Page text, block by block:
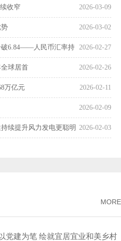
2026-03-09
收窄
2026-03-02
2026-02-27
破6.84——人民币汇率持
2026-02-26
球居首
2026-02-11
万亿元
2026-02-09
2026-02-03
续提升风力发电更聪明
MORE
党建为笔 绘就宜居宜业和美乡村